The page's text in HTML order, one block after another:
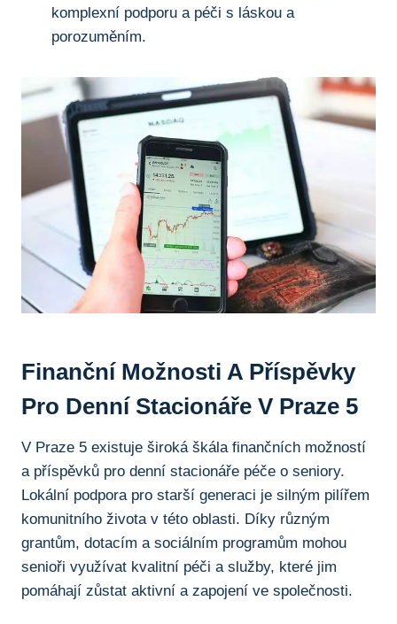
komplexní podporu a péči s láskou a
porozuměním.
Finanční Možnosti A Příspěvky
Pro Denní Stacionáře V Praze 5
V Praze 5 existuje široká škála finančních možností
a příspěvků pro denní stacionáře péče o seniory.
Lokální podpora pro starší generaci je silným pilířem
komunitního života v této oblasti. Díky různým
grantům, dotacím a sociálním programům mohou
senioři využívat kvalitní péči a služby, které jim
pomáhají zůstat aktivní a zapojení ve společnosti.